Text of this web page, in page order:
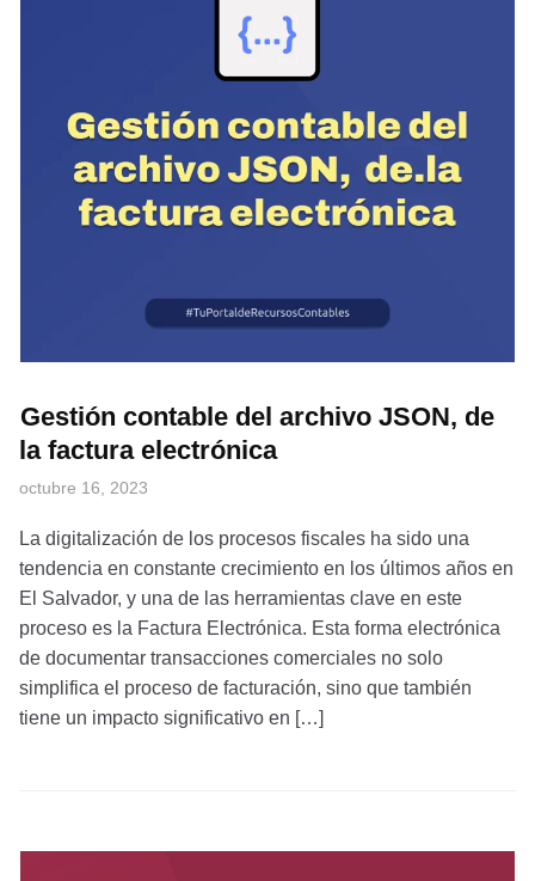
Gestión contable del archivo JSON, de
la factura electrónica
octubre 16, 2023
La digitalización de los procesos fiscales ha sido una
tendencia en constante crecimiento en los últimos años en
El Salvador, y una de las herramientas clave en este
proceso es la Factura Electrónica. Esta forma electrónica
de documentar transacciones comerciales no solo
simplifica el proceso de facturación, sino que también
tiene un impacto significativo en […]